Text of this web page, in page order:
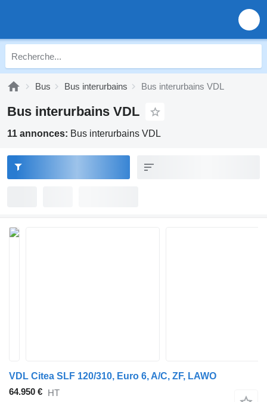
Bus Bus interurbains Bus interurbains VDL
Bus interurbains VDL
11 annonces: Bus interurbains VDL
VDL Citea SLF 120/310, Euro 6, A/C, ZF, LAWO
64.950 € HT